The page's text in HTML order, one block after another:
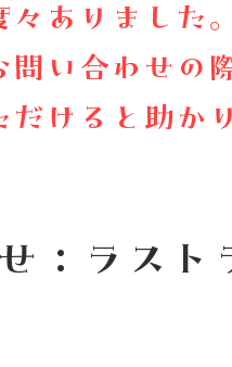
々ありました
問い合わせの
だけると助か
：ラスト